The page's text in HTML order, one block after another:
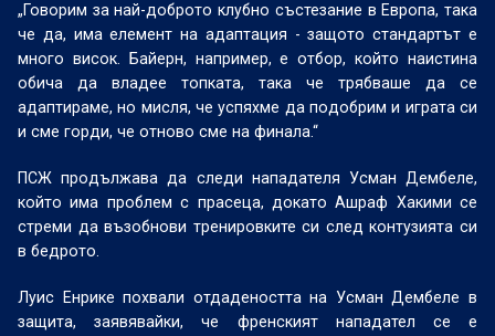
„Говорим за най-доброто клубно състезание в Европа, така
че да, има елемент на адаптация - защото стандартът е
много висок. Байерн, например, е отбор, който наистина
обича да владее топката, така че трябваше да се
адаптираме, но мисля, че успяхме да подобрим и играта си
и сме горди, че отново сме на финала.“
ПСЖ продължава да следи нападателя Усман Дембеле,
който има проблем с прасеца, докато Ашраф Хакими се
стреми да възобнови тренировките си след контузията си
в бедрото.
Луис Енрике похвали отдадеността на Усман Дембеле в
защита, заявявайки, че френският нападател се е